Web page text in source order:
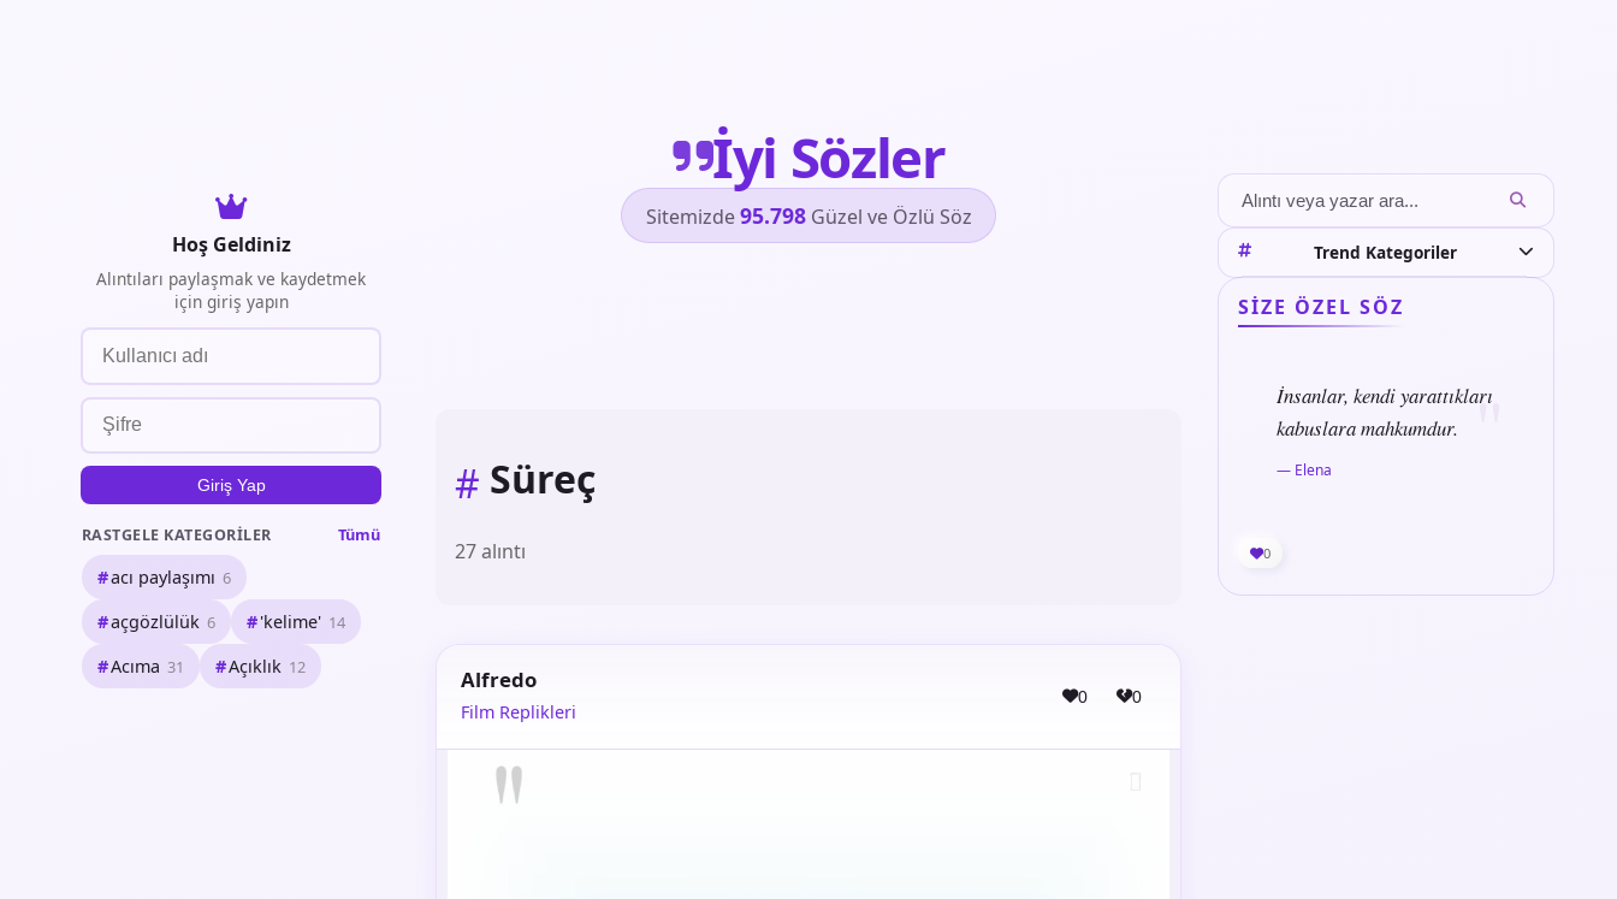
İyi Sözler
Sitemizde95.798Güzel ve Özlü Söz
Hoş Geldiniz
Alıntıları paylaşmak ve kaydetmek
için giriş yapın
Giriş Yap
RASTGELE KATEGORILER Tümü
acı paylaşımı 6
açgözlülük 6 'kelime' 14
Acıma 31 Açıklık 12
# Süreç
27 alıntı
Alfredo
Film Replikleri
0 0
Trend Kategoriler
SIZE ÖZEL SÖZ
İnsanlar, kendi yarattıkları
kabuslara mahkumdur.
— Elena
0